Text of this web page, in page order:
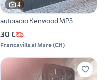
4
autoradio Kenwood MP3
30 €
Francavilla al Mare(CH)